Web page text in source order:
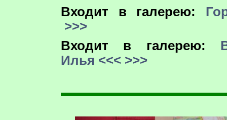
Входит в галерею:
>>>
Входит в галерею:
Илья <<< >>>